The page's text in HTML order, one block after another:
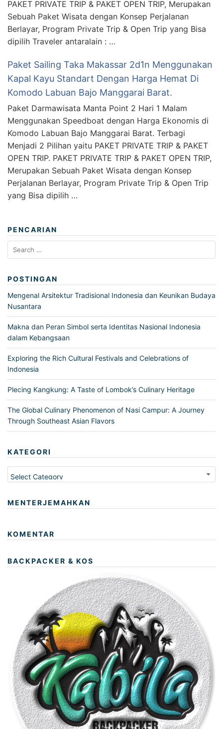
PAKET PRIVATE TRIP & PAKET OPEN TRIP, Merupakan
Sebuah Paket Wisata dengan Konsep Perjalanan
Berlayar, Program Private Trip & Open Trip yang Bisa
dipilih Traveler antaralain : …
Paket Sailing Taka Makassar 2d1n Menggunakan
Kapal Kayu Standart Dengan Harga Hemat Di
Komodo Labuan Bajo Manggarai Barat.
Paket Darmawisata Manta Point 2 Hari 1 Malam
Menggunakan Speedboat dengan Harga Ekonomis di
Komodo Labuan Bajo Manggarai Barat. Terbagi
Menjadi 2 Pilihan yaitu PAKET PRIVATE TRIP & PAKET
OPEN TRIP. PAKET PRIVATE TRIP & PAKET OPEN TRIP,
Merupakan Sebuah Paket Wisata dengan Konsep
Perjalanan Berlayar, Program Private Trip & Open Trip
yang Bisa dipilih …
PENCARIAN
Search
for:
POSTINGAN
Mengenal Arsitektur Tradisional Indonesia dan Keunikan Budaya
Nusantara
Makna dan Peran Simbol serta Identitas Nasional Indonesia
dalam Kebangsaan
Exploring the Rich Cultural Festivals and Celebrations of
Indonesia
Plecing Kangkung: A Taste of Lombok’s Culinary Heritage
The Global Culinary Phenomenon of Nasi Campur: A Journey
Through Southeast Asian Flavors
KATEGORI
Kategori
MENTERJEMAHKAN
KOMENTAR
BACKPACKER & KOS